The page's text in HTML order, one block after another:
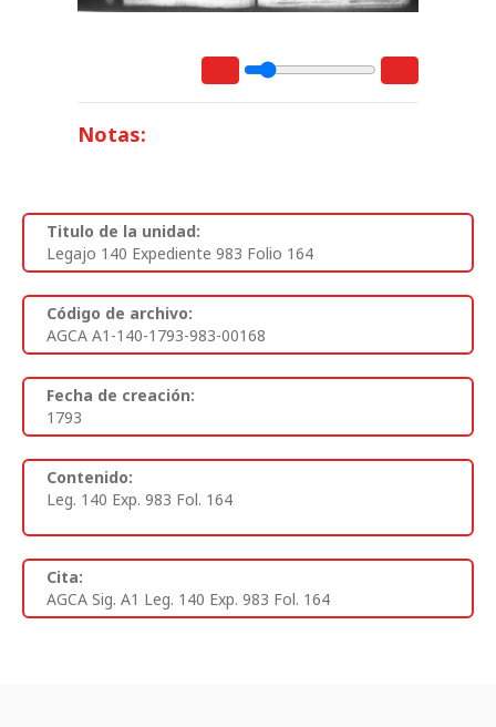
Notas:
Titulo de la unidad:
Legajo 140 Expediente 983 Folio 164
Código de archivo:
AGCA A1-140-1793-983-00168
Fecha de creación:
1793
Contenido:
Leg. 140 Exp. 983 Fol. 164
Cita:
AGCA Sig. A1 Leg. 140 Exp. 983 Fol. 164